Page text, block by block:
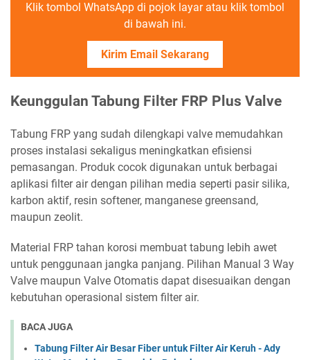
Klik tombol WhatsApp di pojok layar atau klik tombol
di bawah ini.
Kirim Email Sekarang
Keunggulan Tabung Filter FRP Plus Valve
Tabung FRP yang sudah dilengkapi valve memudahkan
proses instalasi sekaligus meningkatkan efisiensi
pemasangan. Produk cocok digunakan untuk berbagai
aplikasi filter air dengan pilihan media seperti pasir silika,
karbon aktif, resin softener, manganese greensand,
maupun zeolit.
Material FRP tahan korosi membuat tabung lebih awet
untuk penggunaan jangka panjang. Pilihan Manual 3 Way
Valve maupun Valve Otomatis dapat disesuaikan dengan
kebutuhan operasional sistem filter air.
BACA JUGA
Tabung Filter Air Besar Fiber untuk Filter Air Keruh - Ady